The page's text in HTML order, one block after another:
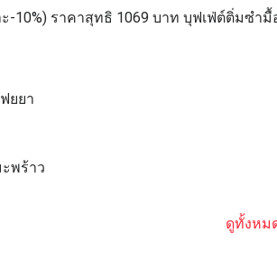
-10%) ราคาสุทธิ 1069 บาท บุฟเฟ่ต์ติ่มซำ
ยยา
พร้าว
ดูทั้งหม